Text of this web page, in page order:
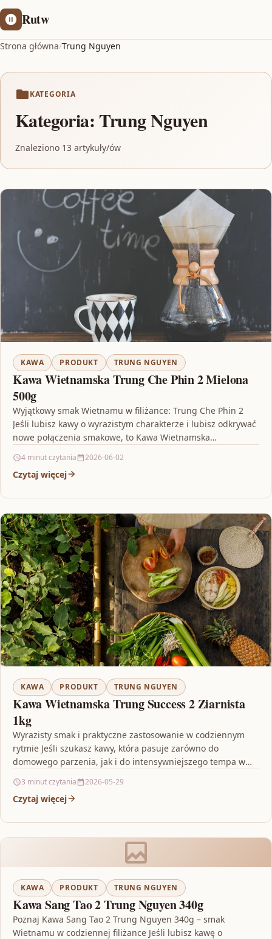
Rutw
Strona główna/Trung Nguyen
KATEGORIA
Kategoria: Trung Nguyen
Znaleziono 13 artykuły/ów
KAWA PRODUKT TRUNG NGUYEN
Kawa Wietnamska Trung Che Phin 2 Mielona
500g
Wyjątkowy smak Wietnamu w filiżance: Trung Che Phin 2
Jeśli lubisz kawy o wyrazistym charakterze i lubisz odkrywać
nowe połączenia smakowe, to Kawa Wietnamska…
4 minut czytania 2026-06-02
Czytaj więcej
KAWA PRODUKT TRUNG NGUYEN
Kawa Wietnamska Trung Success 2 Ziarnista
1kg
Wyrazisty smak i praktyczne zastosowanie w codziennym
rytmie Jeśli szukasz kawy, która pasuje zarówno do
domowego parzenia, jak i do intensywniejszego tempa w
3 minut czytania 2026-05-29
Czytaj więcej
KAWA PRODUKT TRUNG NGUYEN
Kawa Sang Tao 2 Trung Nguyen 340g
Poznaj Kawa Sang Tao 2 Trung Nguyen 340g – smak
Wietnamu w codziennej filiżance Jeśli lubisz kawę o